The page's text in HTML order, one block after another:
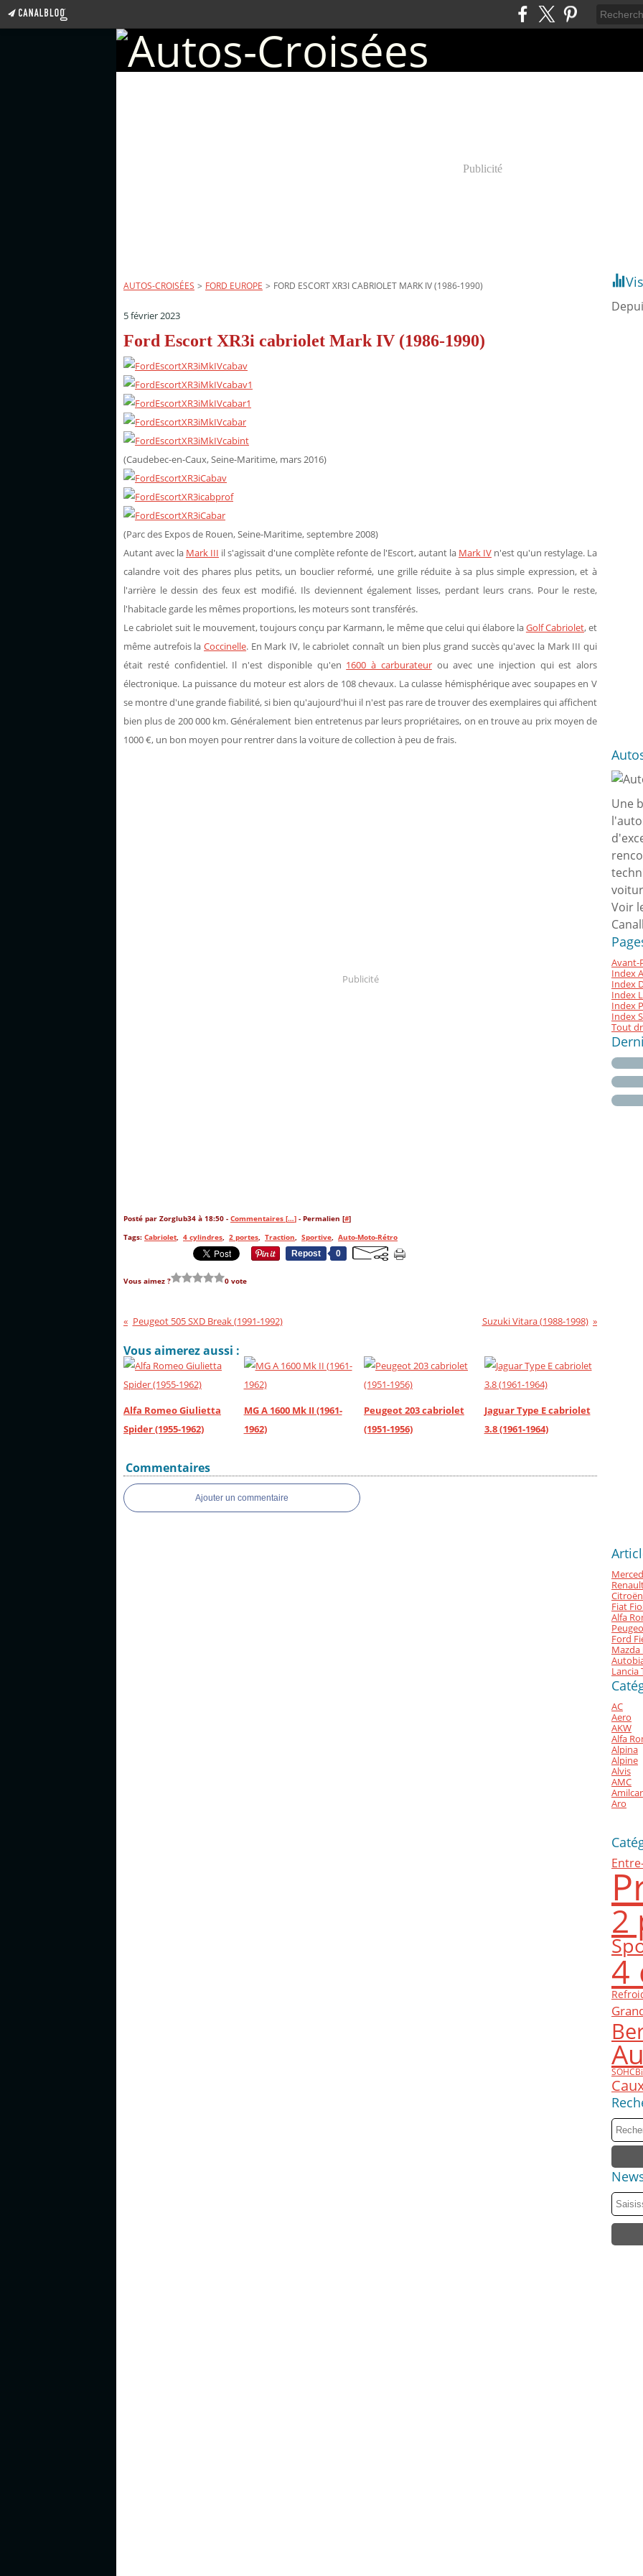
Publicité
AUTOS-CROISÉES > FORD EUROPE > FORD ESCORT XR3I CABRIOLET MARK IV (1986-1990)
5 février 2023
Ford Escort XR3i cabriolet Mark IV (1986-1990)
(Caudebec-en-Caux, Seine-Maritime, mars 2016)
(Parc des Expos de Rouen, Seine-Maritime, septembre 2008)
Autant avec la Mark III il s'agissait d'une complète refonte de l'Escort, autant la Mark IV n'est qu'un restylage. La
calandre voit des phares plus petits, un bouclier reformé, une grille réduite à sa plus simple expression, et à
l'arrière le dessin des feux est modifié. Ils deviennent également lisses, perdant leurs crans. Pour le reste,
l'habitacle garde les mêmes proportions, les moteurs sont transférés.
Le cabriolet suit le mouvement, toujours conçu par Karmann, le même que celui qui élabore laGolf Cabriolet, et
même autrefois laCoccinelle. En Mark IV, le cabriolet connaît un bien plus grand succès qu'avec la Mark III qui
était resté confidentiel. Il n'est disponible qu'en 1600 à carburateurou avec une injection qui est alors
électronique. La puissance du moteur est alors de 108 chevaux. La culasse hémisphérique avec soupapes en V
se montre d'une grande fiabilité, si bien qu'aujourd'hui il n'est pas rare de trouver des exemplaires qui affichent
bien plus de 200 000 km. Généralement bien entretenus par leurs propriétaires, on en trouve au prix moyen de
1000 €, un bon moyen pour rentrer dans la voiture de collection à peu de frais.
Publicité
Posté par Zorglub34 à 18:50 - Commentaires […] - Permalien [#]
Tags: Cabriolet, 4 cylindres, 2 portes, Traction, Sportive, Auto-Moto-Rétro
Repost
0
Vous aimez ? 0 vote
Peugeot 505 SXD Break (1991-1992) Suzuki Vitara (1988-1998)
Vous aimerez aussi :
Alfa Romeo Giulietta
Spider (1955-1962)
MG A 1600 Mk II (1961-
1962)
Peugeot 203 cabriolet
(1951-1956)
Jaguar Type E cabriolet
3.8 (1961-1964)
Commentaires
Ajouter un commentaire
Une
Voir
Avant-
Index
Index
Index
Index
Index
Tout
Citroën
Fiat
Alfa
Ford
Mazda
Lancia
AC
Aero
AKW
Alfa
Alpina
Alpine
Alvis
AMC
Amilcar
Aro
2
4
SOHC